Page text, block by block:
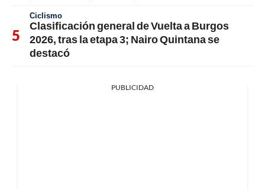
Ciclismo
Clasificación general de Vuelta a Burgos
2026, tras la etapa 3; Nairo Quintana se
destacó
PUBLICIDAD